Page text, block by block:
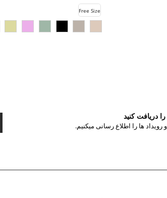
Free Size
دریافت کنید
ها را اطلاع رسانی میکنیم.